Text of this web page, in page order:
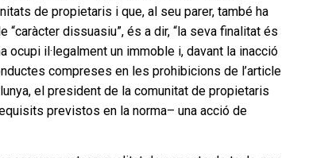
de propietaris i que, al seu parer, també ha
“caràcter dissuasiu”, és a dir, “la seva finalitat és
ocupi il·legalment un immoble i, davant la inacció
compreses en les prohibicions de l’article
el president de la comunitat de propietaris
previstos en la norma– una acció de